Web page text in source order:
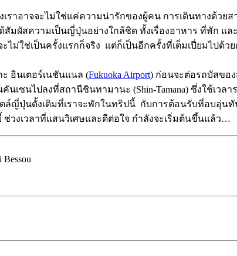
เราอาจจะไม่ใช่แค่ความน่ารักของผู้คน การเดินทางด้ว
สัมผัสความเป็นญี่ปุ่นอย่างใกล้ชิด ทั้งเรื่องอาหาร ที่พัก
ม่ใช่เป็นครั้งแรกก็จริง แต่ก็เป็นอีกครั้งที่เต็มเปี่ยมไปด้
อินเตอร์เนชันแนล (Fukuoka Airport) ก่อนจะต่อรถบัสของ
นเซนไปลงที่สถานีชินทามานะ (Shin-Tamana) ซึ่งใช้เว
ตล์ญี่ปุ่นดั้งเดิมที่เราจะพักในทริปนี้ กับการต้อนรับที่อบอุ่
วงเวลาที่แสนวิเศษและดีต่อใจ กำลังจะเริ่มต้นขึ้นแล้ว…